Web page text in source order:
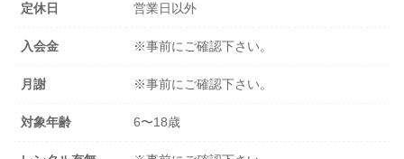
定休日 営業日以外
入会金 ※事前にご確認下さい。
月謝 ※事前にご確認下さい。
対象年齢 6〜18歳